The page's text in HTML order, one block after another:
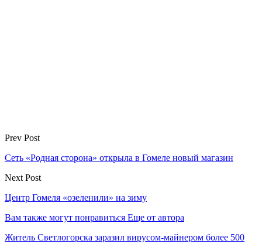
Prev Post
Сеть «Родная сторона» открыла в Гомеле новый магазин
Next Post
Центр Гомеля «озеленили» на зиму
Вам также могут понравиться Еще от автора
Житель Светлогорска заразил вирусом-майнером более 500